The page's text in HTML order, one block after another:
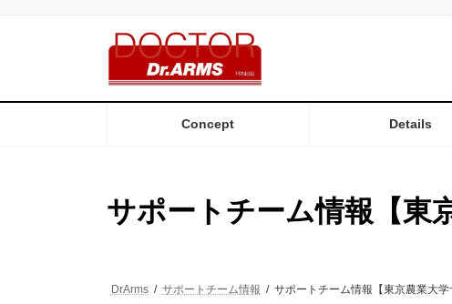
へ
ョ
Concept Details
サポートチーム情報【東
DrArms サポートチーム情報 サポートチーム情報【東京農業大学